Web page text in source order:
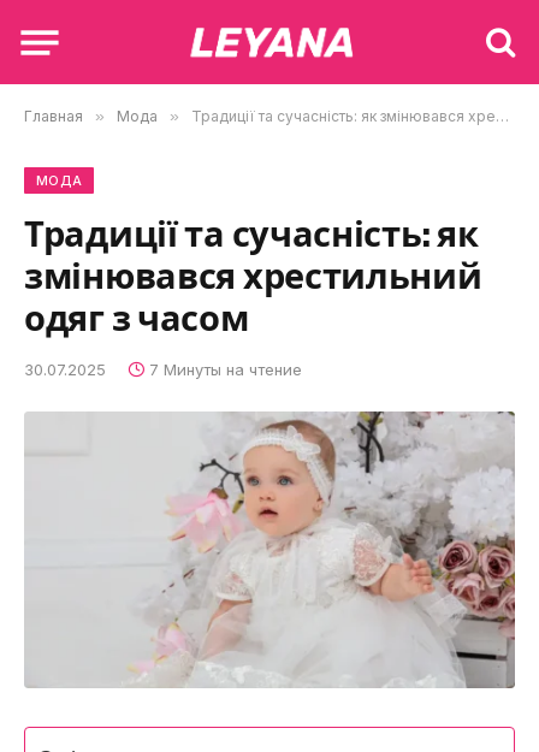
Главная » Мода » Традиції та сучасність: як змінювався хрестильний одяг з часом
МОДА
Традиції та сучасність: як
змінювався хрестильний
одяг з часом
30.07.2025 7 Минуты на чтение